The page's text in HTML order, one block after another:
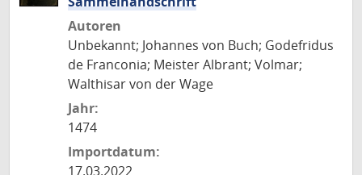
Autoren
Unbekannt; Johannes von Buch; Godefridus
de Franconia; Meister Albrant; Volmar;
Walthisar von der Wage
Jahr:
1474
Importdatum:
17.03.2022